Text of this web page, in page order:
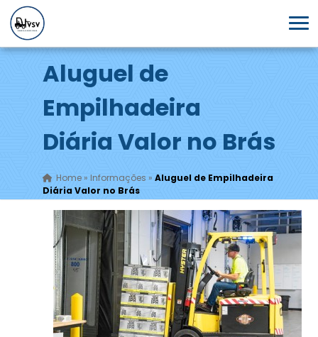
Aluguel de
Empilhadeira
Diária Valor no Brás
Home» Informações » Aluguel de Empilhadeira
Diária Valor no Brás